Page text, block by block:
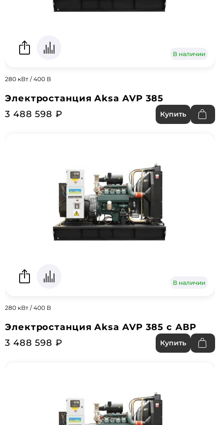
В наличии
280 кВт / 400 В
Электростанция Aksa AVP 385
3 488 598 ₽
Купить
В наличии
280 кВт / 400 В
Электростанция Aksa AVP 385 с АВР
3 488 598 ₽
Купить